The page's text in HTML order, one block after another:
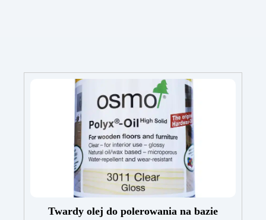
Twardy olej do polerowania na bazie